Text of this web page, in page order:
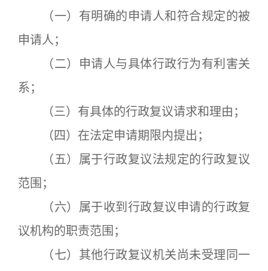
（一）有明确的申请人和符合规定的被
申请人；
（二）申请人与具体行政行为有利害关
系；
（三）有具体的行政复议请求和理由；
（四）在法定申请期限内提出；
（五）属于行政复议法规定的行政复议
范围；
（六）属于收到行政复议申请的行政复
议机构的职责范围；
（七）其他行政复议机关尚未受理同一